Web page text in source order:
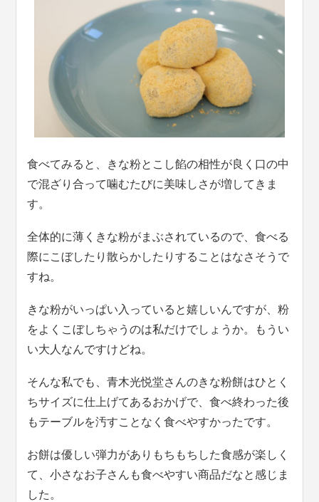
食べてみると、きな粉とこし餡の相性が良く口の中
で混ざり合って噛むたびに美味しさが増してきま
す。
全体的に薄くきな粉がまぶされているので、食べる
際にこぼしたり散らかしたりすることはなさそうで
すね。
きな粉がいっぱい入っていると嬉しいんですが、粉
をよくこぼしちゃうのは私だけでしょうか。もうい
い大人なんですけどね。
そんな私でも、青木光悦堂さんのきな粉餅はひとく
ちサイズに仕上げてあるおかげで、食べ終わった後
もテーブルを汚すことなく食べやすかったです。
お餅は優しい弾力がありもちもちした食感が楽しく
て、小さなお子さんも食べやすい商品だなと感じま
した。